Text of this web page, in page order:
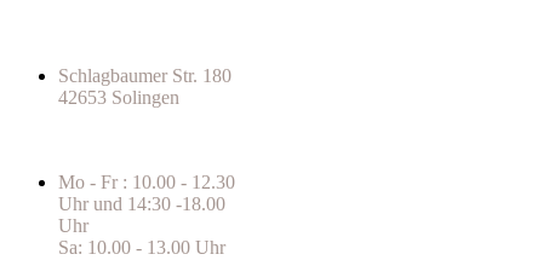
Schlagbaumer Str. 180
42653 Solingen
Mo - Fr : 10.00 - 12.30
Uhr und 14:30 -18.00
Uhr
Sa: 10.00 - 13.00 Uhr